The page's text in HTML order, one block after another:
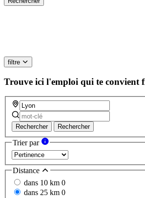
filtre
Trouve ici l'emploi qui te convient
Rechercher Rechercher
Trier par
Distance
dans 10 km 0
dans 25 km 0